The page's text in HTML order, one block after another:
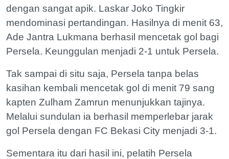
dengan sangat apik. Laskar Joko Tingkir
mendominasi pertandingan. Hasilnya di menit 63,
Ade Jantra Lukmana berhasil mencetak gol bagi
Persela. Keunggulan menjadi 2-1 untuk Persela.
Tak sampai di situ saja, Persela tanpa belas
kasihan kembali mencetak gol di menit 79 sang
kapten Zulham Zamrun menunjukkan tajinya.
Melalui sundulan ia berhasil memperlebar jarak
gol Persela dengan FC Bekasi City menjadi 3-1.
Sementara itu dari hasil ini, pelatih Persela